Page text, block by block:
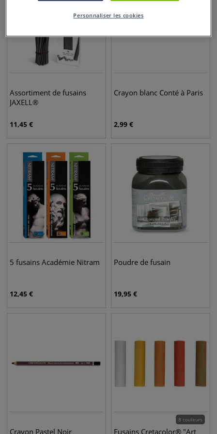
Assortiment de fusains
JAXELL®
11,45 €
Crayon blanc Conté à Paris
2,99 €
5 fusains Académie Nitram
12,45 €
Poudre de fusain
19,95 €
Crayon Pastel Noir
8 couleurs
Fusains Cretacolor® "Art
Personnaliser les cookies